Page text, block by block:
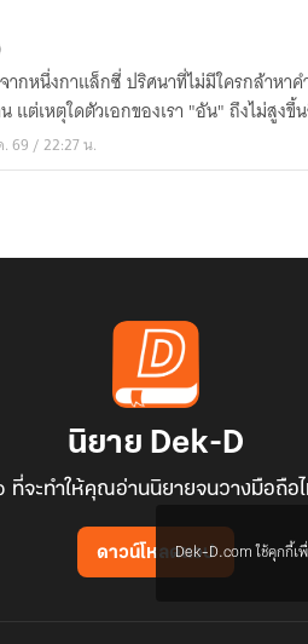
ม่มีใครกล้าหาคำตอบ เทคโนโลยีล้ำยุคที่
แต่เหตุใดตัวเอกของเรา "อัน" ถึงไม่สูงขึ้
69 / 22:27 น.
นิยาย Dek-D
ที่จะทำให้คุณอ่านนิยายจนวางมือถือ
ดาวน์โหลดแอปDek-D.com ใช้คุกกี้